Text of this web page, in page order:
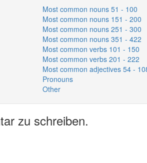
Most common nouns 51 - 100
Most common nouns 151 - 200
Most common nouns 251 - 300
Most common nouns 351 - 422
Most common verbs 101 - 150
Most common verbs 201 - 222
Most common adjectives 54 -
Pronouns
Other
zu schreiben.